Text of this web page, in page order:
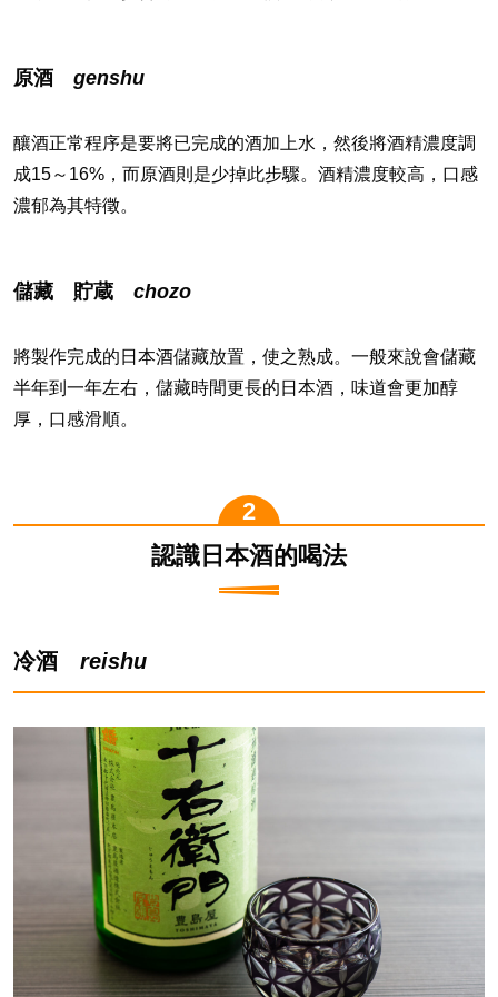
原酒 genshu
釀酒正常程序是要將已完成的酒加上水，然後將酒精濃度調
成15～16%，而原酒則是少掉此步驟。酒精濃度較高，口感
濃郁為其特徵。
儲藏 貯蔵 chozo
將製作完成的日本酒儲藏放置，使之熟成。一般來說會儲藏
半年到一年左右，儲藏時間更長的日本酒，味道會更加醇
厚，口感滑順。
認識日本酒的喝法
冷酒 reishu